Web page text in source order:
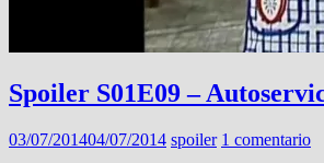
Spoiler S01E09 –
03/07/201404/07/2014 spoiler 1 comentario